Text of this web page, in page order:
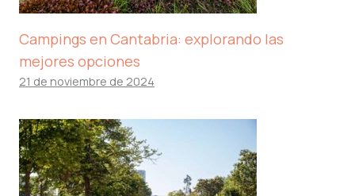
Campings en Cantabria: explorando las
mejores opciones
21 de noviembre de 2024